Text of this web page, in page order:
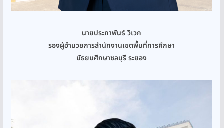
นายประภาพันธ์ วิเวก
รองผู้อำนวยการสำนักงานเขตพื้นที่การศึกษา
มัธยมศึกษาชลบุรี ระยอง